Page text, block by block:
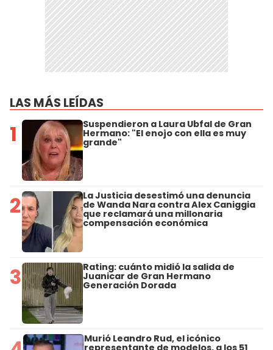
LAS MÁS LEÍDAS
1 Suspendieron a Laura Ubfal de Gran
Hermano: "El enojo con ella es muy
grande"
2 La Justicia desestimó una denuncia
de Wanda Nara contra Alex Caniggia
que reclamará una millonaria
compensación económica
3 Rating: cuánto midió la salida de
Juanicar de Gran Hermano
Generación Dorada
Murió Leandro Rud, el icónico